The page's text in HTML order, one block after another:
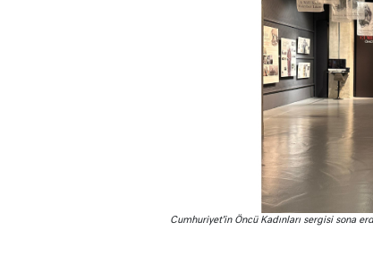
Cumhuriyet’in Öncü Kadınları sergisi sona